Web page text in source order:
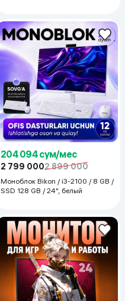
204 094 сум/мес
2 799 0002 899 000
Моноблок Bikon / i3-2100 / 8 GB /
SSD 128 GB / 24", белый